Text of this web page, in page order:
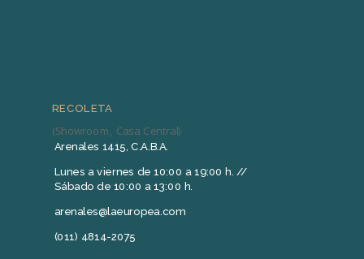
RECOLETA
(Showroom, Casa Central)
Arenales 1415, C.A.B.A.
Lunes a viernes de 10:00 a 19:00 h. //
Sábado de 10:00 a 13:00 h.
arenales@laeuropea.com
(011) 4814-2075